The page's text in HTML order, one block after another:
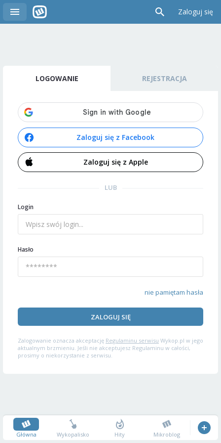
Zaloguj się
LOGOWANIE REJESTRACJA
Zaloguj się z Facebook
Zaloguj się z Apple
LUB
Login
Hasło
nie pamiętam hasła
ZALOGUJ SIĘ
Zalogowanie oznacza akceptację Regulaminu serwisu Wykop.pl w jego
aktualnym brzmieniu. Jeśli nie akceptujesz Regulaminu w całości,
prosimy o niekorzystanie z serwisu.
Główna Wykopalisko Hity Mikroblog